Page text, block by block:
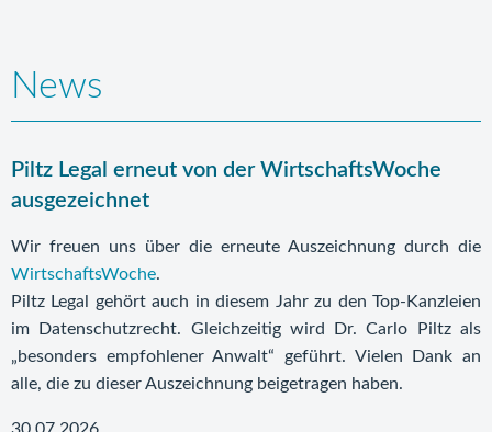
News
Piltz Legal erneut von der WirtschaftsWoche
ausgezeichnet
Wir freuen uns über die erneute Auszeichnung durch die
WirtschaftsWoche.
Piltz Legal gehört auch in diesem Jahr zu den Top-Kanzleien
im Datenschutzrecht. Gleichzeitig wird Dr. Carlo Piltz als
„besonders empfohlener Anwalt“ geführt. Vielen Dank an
alle, die zu dieser Auszeichnung beigetragen haben.